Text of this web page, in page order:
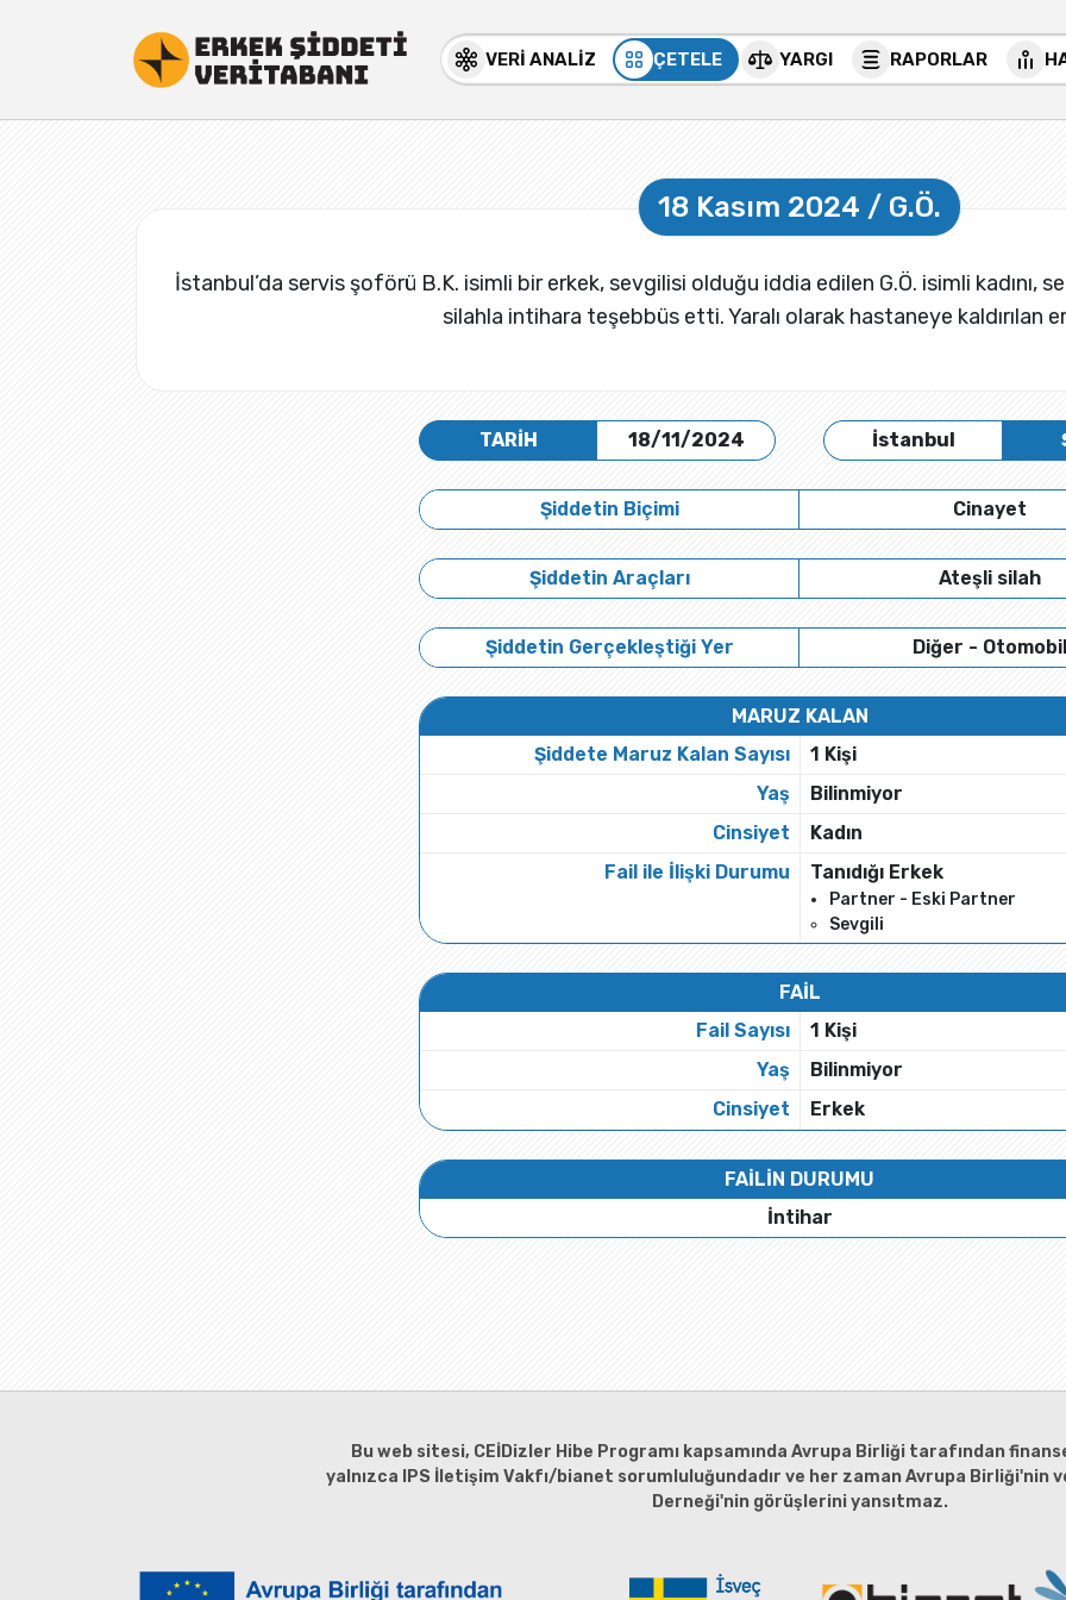
VERİ ANALİZ ÇETELE YARGI RAPORLAR
18 Kasım 2024 / G.Ö.
İstanbul’da servis şoförü B.K. isimli bir erkek, sevgilisi olduğu iddia edilen G.Ö. isimli kadını,
silahla intihara teşebbüs etti. Yaralı olarak hastaneye kaldırılan
TARİH 18/11/2024 İstanbul
Şiddetin Biçimi Cinayet
Şiddetin Araçları Ateşli silah
Şiddetin Gerçekleştiği Yer Diğer - Otomobil
MARUZ KALAN
Şiddete Maruz Kalan Sayısı
1 Kişi
Yaş
Bilinmiyor
Cinsiyet
Kadın
Fail ile İlişki Durumu
Tanıdığı Erkek
Partner - Eski Partner
Sevgili
FAİL
Fail Sayısı
1 Kişi
Yaş
Bilinmiyor
Cinsiyet
Erkek
FAİLİN DURUMU
İntihar
Bu web sitesi, CEİDizler Hibe Programı kapsamında Avrupa Birliği tarafından
yalnızca IPS İletişim Vakfı/bianet sorumluluğundadır ve her zaman Avrupa Birliği'nin
Derneği'nin görüşlerini yansıtmaz.